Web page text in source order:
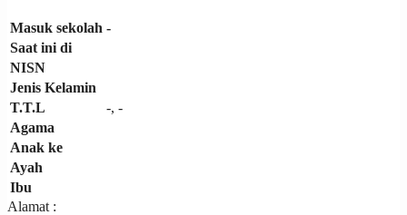
Masuk sekolah -
Saat ini di
NISN
Jenis Kelamin
T.T.L
-, -
Agama
Anak ke
Ayah
Ibu
Alamat :